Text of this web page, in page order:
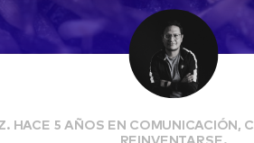
HACE 5 AÑOS EN COMUNICACIÓN,